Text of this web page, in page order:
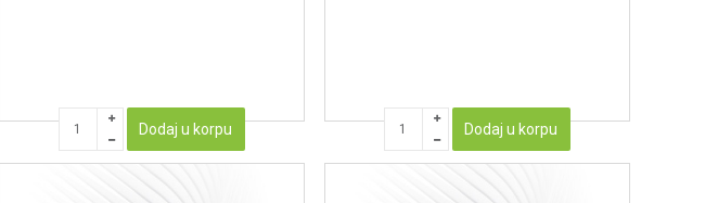
Dodaj u korpu Dodaj u korpu